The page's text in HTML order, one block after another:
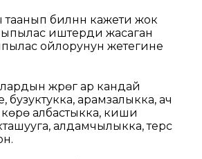
билүүнүн кажети жок
иштерди жасаган
ойлорунун жетегине
жүрөгү ар кандай
бузуктукка, арамзалыкка, ач
көрө албастыкка, киши
алдамчылыкка, терс